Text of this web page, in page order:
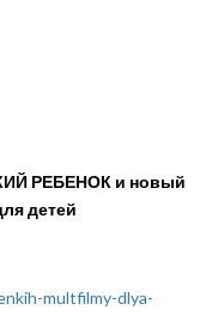
РЕБЕНОК и новый
детей